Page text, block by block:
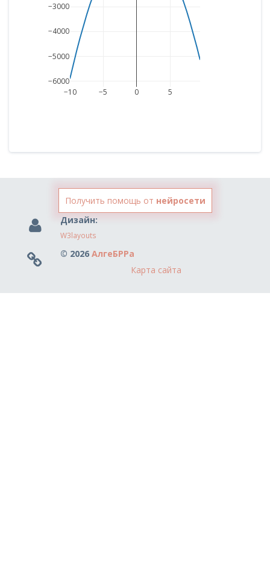
−10 −5 0 5
−6000
−5000
−4000
−3000
Получить помощь от нейросети
Дизайн:
W3layouts
© 2026 АлгеБРРа
Карта сайта